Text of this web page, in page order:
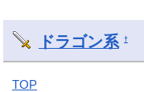
ドラゴン系 †
TOP